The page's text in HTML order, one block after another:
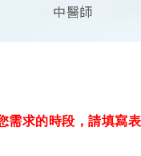
中醫師
需求的時段，請填寫